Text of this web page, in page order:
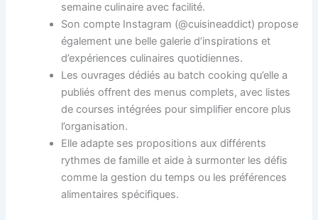
semaine culinaire avec facilité.
Son compte Instagram (@cuisineaddict) propose
également une belle galerie d’inspirations et
d’expériences culinaires quotidiennes.
Les ouvrages dédiés au batch cooking qu’elle a
publiés offrent des menus complets, avec listes
de courses intégrées pour simplifier encore plus
l’organisation.
Elle adapte ses propositions aux différents
rythmes de famille et aide à surmonter les défis
comme la gestion du temps ou les préférences
alimentaires spécifiques.